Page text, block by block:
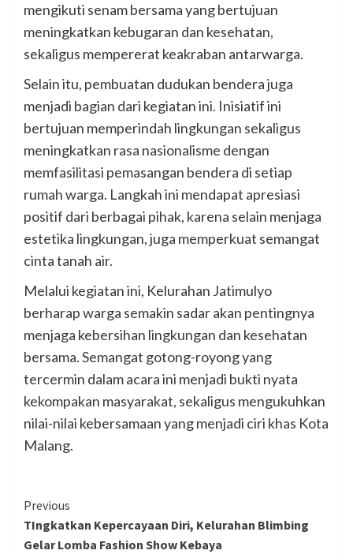
mengikuti senam bersama yang bertujuan
meningkatkan kebugaran dan kesehatan,
sekaligus mempererat keakraban antarwarga.
Selain itu, pembuatan dudukan bendera juga
menjadi bagian dari kegiatan ini. Inisiatif ini
bertujuan memperindah lingkungan sekaligus
meningkatkan rasa nasionalisme dengan
memfasilitasi pemasangan bendera di setiap
rumah warga. Langkah ini mendapat apresiasi
positif dari berbagai pihak, karena selain menjaga
estetika lingkungan, juga memperkuat semangat
cinta tanah air.
Melalui kegiatan ini, Kelurahan Jatimulyo
berharap warga semakin sadar akan pentingnya
menjaga kebersihan lingkungan dan kesehatan
bersama. Semangat gotong-royong yang
tercermin dalam acara ini menjadi bukti nyata
kekompakan masyarakat, sekaligus mengukuhkan
nilai-nilai kebersamaan yang menjadi ciri khas Kota
Malang.
Continue
Reading
Previous
TIngkatkan Kepercayaan Diri, Kelurahan Blimbing
Gelar Lomba Fashion Show Kebaya